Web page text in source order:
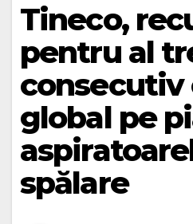
Tineco,
pentru al
consecutiv
global pe
spălare